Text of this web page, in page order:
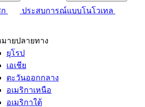
ประสบการณ์แบบโนโวเทล
ายปลายทาง
ยุโรป
เอเชีย
ตะวันออกกลาง
อเมริกาเหนือ
อเมริกาใต้